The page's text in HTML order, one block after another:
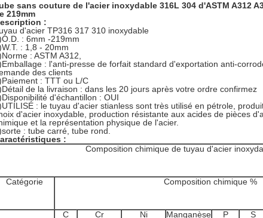
sans couture de l'acier inoxydable 316L 304 d'ASTM A312
219mm
:
d'acier TP316 317 310 inoxydable
: 6mm -219mm
: 1,8 - 20mm
: ASTM A312,
: l'anti-presse de forfait standard d'exportation anti-
des clients
: TTT ou L/C
de la livraison : dans les 20 jours après votre ordre confirmez
d'échantillon : OUI
: le tuyau d'acier stianless sont très utilisé en pétrole,
d'acier inoxydable, production résistante aux acides de pièces
et la représentation physique de l'acier.
: tube carré, tube rond.
:
Composition chimique de tuyau d'acier
Catégorie Composition chimique %
C Cr Ni Manganèse P S